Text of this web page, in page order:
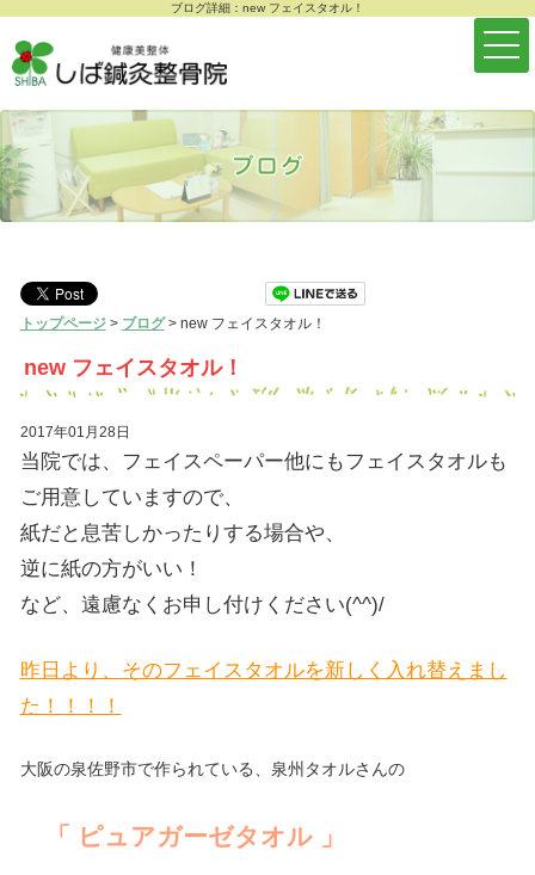
ブログ詳細：new フェイスタオル！
トップページ > ブログ > new フェイスタオル！
new フェイスタオル！
2017年01月28日
当院では、フェイスペーパー他にもフェイスタオルも
ご用意していますので、
紙だと息苦しかったりする場合や、
逆に紙の方がいい！
など、遠慮なくお申し付けください(^^)/
昨日より、そのフェイスタオルを新しく入れ替えまし
た！！！！
大阪の泉佐野市で作られている、泉州タオルさんの
「 ピュアガーゼタオル 」